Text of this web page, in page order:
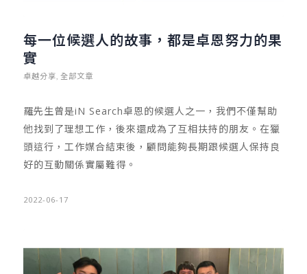
每一位候選人的故事，都是卓恩努力的果
實
卓越分享 全部文章
羅先生曾是iN Search卓恩的候選人之一，我們不僅幫助
他找到了理想工作，後來還成為了互相扶持的朋友。在獵
頭這行，工作媒合結束後，顧問能夠長期跟候選人保持良
好的互動關係實屬難得。
2022-06-17